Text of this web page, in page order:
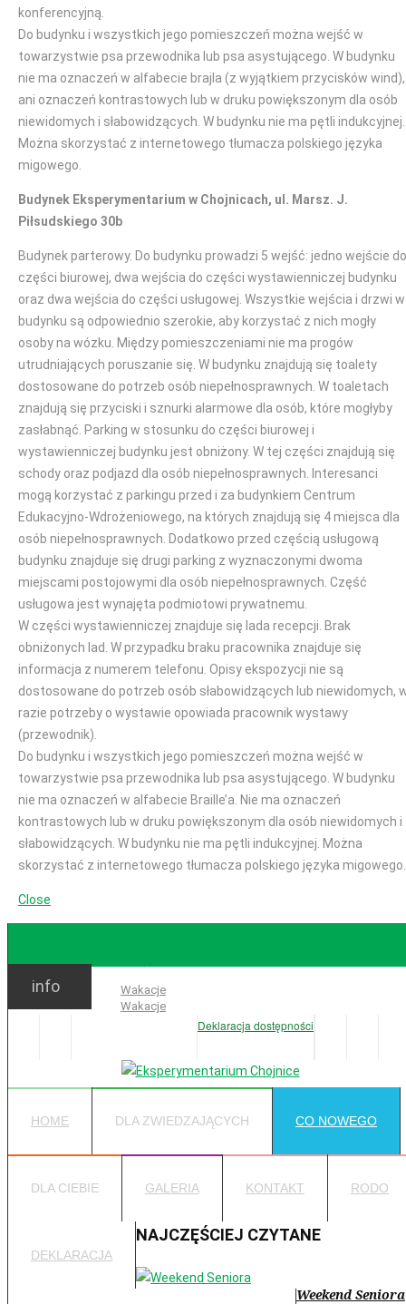
konferencyjną.
Do budynku i wszystkich jego pomieszczeń można wejść w
towarzystwie psa przewodnika lub psa asystującego. W budynku
nie ma oznaczeń w alfabecie brajla (z wyjątkiem przycisków wind),
ani oznaczeń kontrastowych lub w druku powiększonym dla osób
niewidomych i słabowidzących. W budynku nie ma pętli indukcyjnej.
Można skorzystać z internetowego tłumacza polskiego języka
migowego.
Budynek Eksperymentarium w Chojnicach, ul. Marsz. J.
Piłsudskiego 30b
Budynek parterowy. Do budynku prowadzi 5 wejść: jedno wejście do
części biurowej, dwa wejścia do części wystawienniczej budynku
oraz dwa wejścia do części usługowej. Wszystkie wejścia i drzwi w
budynku są odpowiednio szerokie, aby korzystać z nich mogły
osoby na wózku. Między pomieszczeniami nie ma progów
utrudniających poruszanie się. W budynku znajdują się toalety
dostosowane do potrzeb osób niepełnosprawnych. W toaletach
znajdują się przyciski i sznurki alarmowe dla osób, które mogłyby
zasłabnąć. Parking w stosunku do części biurowej i
wystawienniczej budynku jest obniżony. W tej części znajdują się
schody oraz podjazd dla osób niepełnosprawnych. Interesanci
mogą korzystać z parkingu przed i za budynkiem Centrum
Edukacyjno-Wdrożeniowego, na których znajdują się 4 miejsca dla
osób niepełnosprawnych. Dodatkowo przed częścią usługową
budynku znajduje się drugi parking z wyznaczonymi dwoma
miejscami postojowymi dla osób niepełnosprawnych. Część
usługowa jest wynajęta podmiotowi prywatnemu.
W części wystawienniczej znajduje się lada recepcji. Brak
obniżonych lad. W przypadku braku pracownika znajduje się
informacja z numerem telefonu. Opisy ekspozycji nie są
dostosowane do potrzeb osób słabowidzących lub niewidomych,
razie potrzeby o wystawie opowiada pracownik wystawy
(przewodnik).
Do budynku i wszystkich jego pomieszczeń można wejść w
towarzystwie psa przewodnika lub psa asystującego. W budynku
nie ma oznaczeń w alfabecie Braille’a. Nie ma oznaczeń
kontrastowych lub w druku powiększonym dla osób niewidomych i
słabowidzących. W budynku nie ma pętli indukcyjnej. Można
skorzystać z internetowego tłumacza polskiego języka migowego.
Close
Ważne:
Wakacje
Wakacje
Deklaracja dostępności
info
HOME DLA ZWIEDZAJĄCYCH CO NOWEGO
DLA CIEBIE GALERIA KONTAKT RODO
DEKLARACJA
NAJCZĘŚCIEJ CZYTANE
Weekend Seniora